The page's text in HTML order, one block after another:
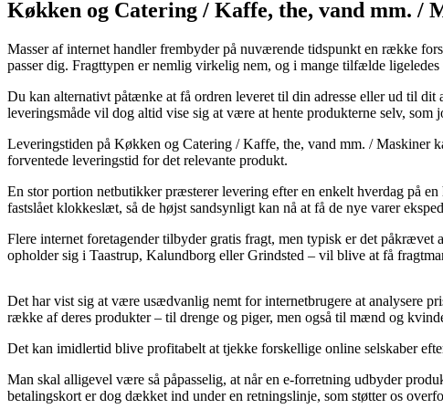
Køkken og Catering / Kaffe, the, vand mm. /
Masser af internet handler frembyder på nuværende tidspunkt en række
passer dig. Fragttypen er nemlig virkelig nem, og i mange tilfælde
Du kan alternativt påtænke at få ordren leveret til din adresse eller ud til
leveringsmåde vil dog altid vise sig at være at hente produkterne selv, som
Leveringstiden på Køkken og Catering / Kaffe, the, vand mm. / Maskiner
forventede leveringstid for det relevante produkt.
En stor portion netbutikker præsterer levering efter en enkelt hverdag på
fastslået klokkeslæt, så de højst sandsynligt kan nå at få de nye varer
Flere internet foretagender tilbyder gratis fragt, men typisk er det
opholder sig i Taastrup, Kalundborg eller Grindsted – vil blive at få
Det har vist sig at være usædvanlig nemt for internetbrugere at analysere
række af deres produkter – til drenge og piger, men også til mænd og
Det kan imidlertid blive profitabelt at tjekke forskellige online selskaber
Man skal alligevel være så påpasselig, at når en e-forretning udbyder
betalingskort er dog dækket ind under en retningslinje, som støtter os